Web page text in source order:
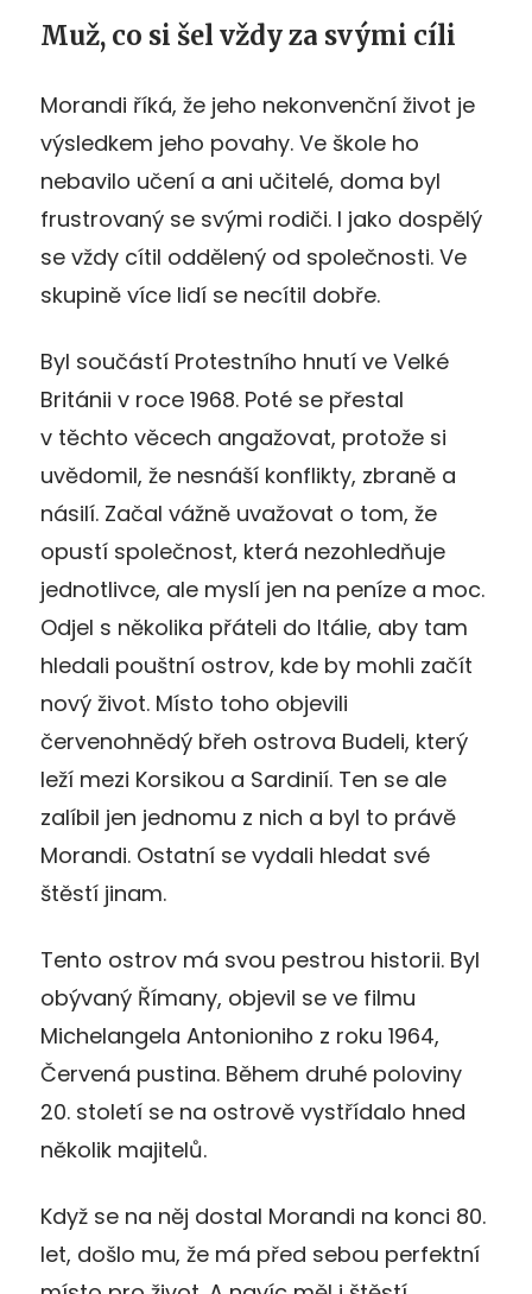
Muž, co si šel vždy za svými cíli
Morandi říká, že jeho nekonvenční život je
výsledkem jeho povahy. Ve škole ho
nebavilo učení a ani učitelé, doma byl
frustrovaný se svými rodiči. I jako dospělý
se vždy cítil oddělený od společnosti. Ve
skupině více lidí se necítil dobře.
Byl součástí Protestního hnutí ve Velké
Británii v roce 1968. Poté se přestal
v těchto věcech angažovat, protože si
uvědomil, že nesnáší konflikty, zbraně a
násilí. Začal vážně uvažovat o tom, že
opustí společnost, která nezohledňuje
jednotlivce, ale myslí jen na peníze a moc.
Odjel s několika přáteli do Itálie, aby tam
hledali pouštní ostrov, kde by mohli začít
nový život. Místo toho objevili
červenohnědý břeh ostrova Budeli, který
leží mezi Korsikou a Sardinií. Ten se ale
zalíbil jen jednomu z nich a byl to právě
Morandi. Ostatní se vydali hledat své
štěstí jinam.
Tento ostrov má svou pestrou historii. Byl
obývaný Římany, objevil se ve filmu
Michelangela Antonioniho z roku 1964,
Červená pustina. Během druhé poloviny
20. století se na ostrově vystřídalo hned
několik majitelů.
Když se na něj dostal Morandi na konci 80.
let, došlo mu, že má před sebou perfektní